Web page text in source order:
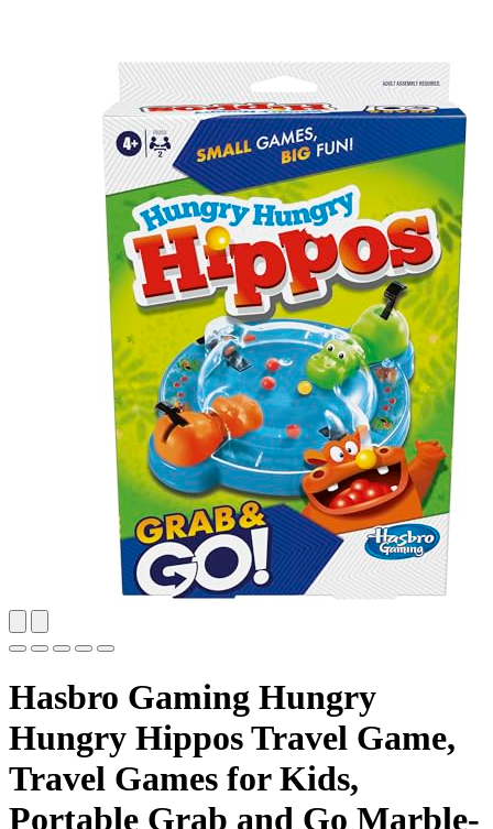
Hasbro Gaming Hungry
Hungry Hippos Travel Game,
Travel Games for Kids,
Portable Grab and Go Marble-